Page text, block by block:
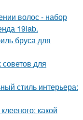
волос - набор
19lab.
бруса для
советов для
стиль интерьера:
какой